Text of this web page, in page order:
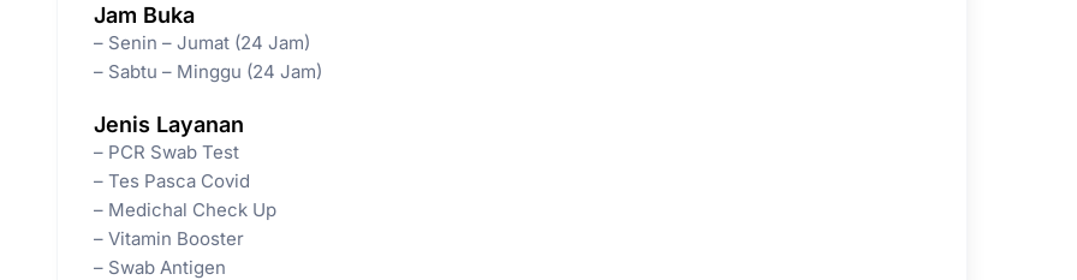
Jam Buka
– Senin – Jumat (24 Jam)
– Sabtu – Minggu (24 Jam)
Jenis Layanan
– PCR Swab Test
– Tes Pasca Covid
– Medichal Check Up
– Vitamin Booster
– Swab Antigen